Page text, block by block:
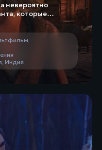
невероятно
которые
Однажды
накануне
о ковчеге, места...
,
, Индия